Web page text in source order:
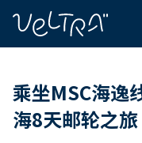
乘坐MSC海逸
海8天邮轮之旅